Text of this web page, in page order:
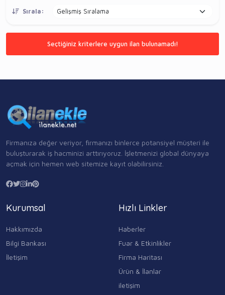
Sırala:
Seçtiğiniz kriterlere uygun ilan bulunamadı!
Firmanıza değer veriyor, firmanızı binlerce potansiyel müşteri ile
buluşturarak iş hacminizi arttırıyoruz. İşletmenizi global dünyaya
açmak için hemen web sitemize kayıt olabilirsiniz.
Kurumsal
Hakkımızda
Bilgi Bankası
İletişim
Hızlı Linkler
Haberler
Fuar & Etkinlikler
Firma Haritası
Ürün & İlanlar
iletişim